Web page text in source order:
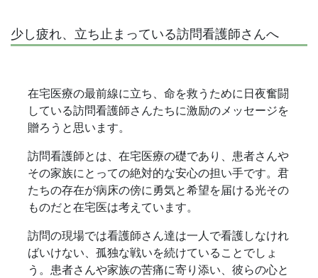
少し疲れ、立ち止まっている訪問看護師さんへ
在宅医療の最前線に立ち、命を救うために日夜奮闘
している訪問看護師さんたちに激励のメッセージを
贈ろうと思います。
訪問看護師とは、在宅医療の礎であり、患者さんや
その家族にとっての絶対的な安心の担い手です。君
たちの存在が病床の傍に勇気と希望を届ける光その
ものだと在宅医は考えています。
訪問の現場では看護師さん達は一人で看護しなけれ
ばいけない、孤独な戦いを続けていることでしょ
う。患者さんや家族の苦痛に寄り添い、彼らの心と